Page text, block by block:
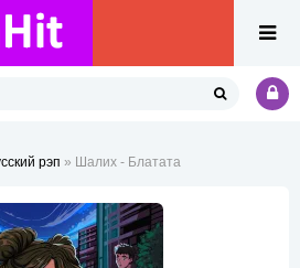
рэп » Шалих - Блатата